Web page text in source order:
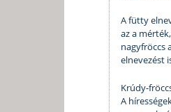
A fütty
az a
nagyfröccs
elnevezést
Krúdy-
A